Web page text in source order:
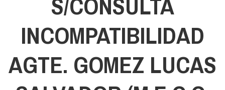
INCOMPATIBILIDAD
AGTE. GOMEZ LUCAS